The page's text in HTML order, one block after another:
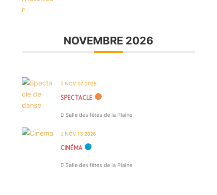
NOVEMBRE 2026
NOV 07 2026
SPECTACLE
Salle des fêtes de la Plaine
NOV 13 2026
CINÉMA
Salle des fêtes de la Plaine